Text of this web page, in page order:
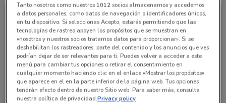
Tanto nosotros como nuestros 1012socios almacenamos y accedemos
a datos personales, como datos de navegación o identificadores únicos,
en tu dispositivo. Si seleccionas Acepto, estarás permitiendo que las
tecnologías de rastreo apoyen los propósitos que se muestran en
«nosotros y nuestros socios tratamos datos para proporcionar». Si se
deshabilitan los rastreadores, parte del contenido y los anuncios que ves
podrían dejar de ser relevantes para ti. Puedes volver a acceder a este
menú para cambiar tus opciones o retirar el consentimiento en
cualquier momento haciendo clic en el enlace «Mostrar los propósitos»
que aparece en el en la parte inferior de la página web. Tus opciones
tendrán efecto dentro de nuestro Sitio web. Para saber más, consulta
nuestra política de privacidad.Privacy policy